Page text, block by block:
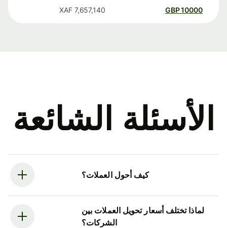
10000
GBP
7,657,140
XAF
الأسئلة الشائعة
كيف أحول العملات؟
لماذا تختلف أسعار تحويل العملات بين
الشركات؟